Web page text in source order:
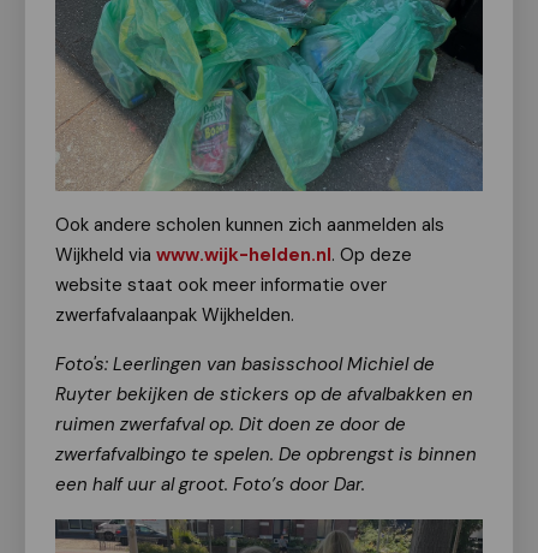
Ook andere scholen kunnen zich aanmelden als
Wijkheld via www.wijk-helden.nl. Op deze
website staat ook meer informatie over
zwerfafvalaanpak Wijkhelden.
Foto's: Leerlingen van basisschool Michiel de
Ruyter bekijken de stickers op de afvalbakken en
ruimen zwerfafval op. Dit doen ze door de
zwerfafvalbingo te spelen. De opbrengst is binnen
een half uur al groot. Foto’s door Dar.